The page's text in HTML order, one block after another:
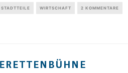
STADTTEILE WIRTSCHAFT 2 KOMMENTARE